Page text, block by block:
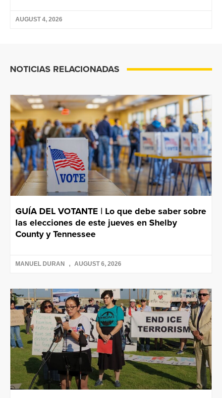
AUGUST 4, 2026
NOTICIAS RELACIONADAS
GUÍA DEL VOTANTE | Lo que debe saber sobre
las elecciones de este jueves en Shelby
County y Tennessee
MANUEL DURAN AUGUST 6, 2026